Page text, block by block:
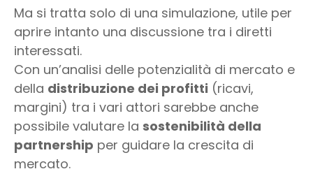
Ma si tratta solo di una simulazione, utile per
aprire intanto una discussione tra i diretti
interessati.
Con un’analisi delle potenzialità di mercato e
della distribuzione dei profitti (ricavi,
margini) tra i vari attori sarebbe anche
possibile valutare la sostenibilità della
partnership per guidare la crescita di
mercato.